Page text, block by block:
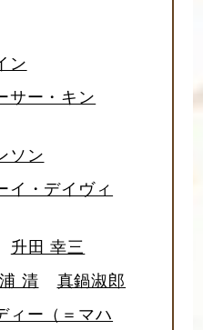
ン
サー・キン
ソン
イ・デイヴィ
升田 幸三
清
真鍋淑郎
ィー（＝マハ